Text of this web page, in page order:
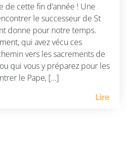
de cette fin d’année ! Une
le successeur de St
donne pour notre temps.
qui avez vécu ces
vers les sacrements de
qui vous y préparez pour les
le Pape, […]
Lire